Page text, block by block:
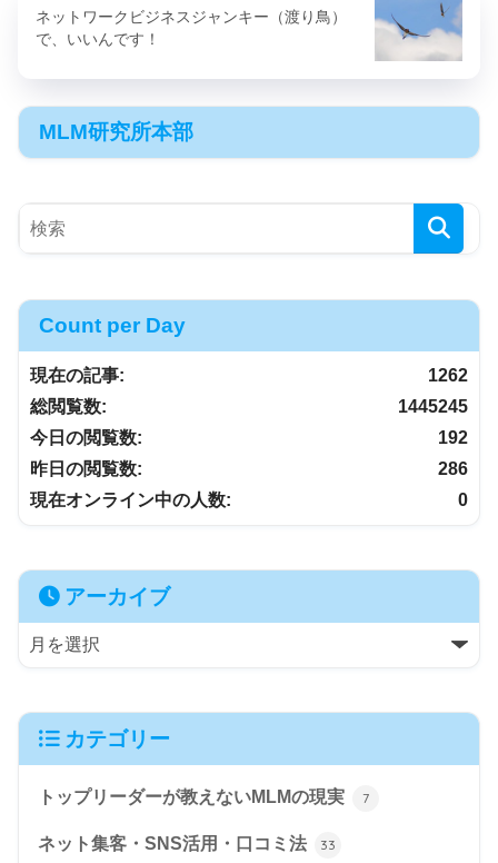
ネットワークビジネスジャンキー（渡り鳥）
で、いいんです！
MLM研究所本部
Count per Day
1262
現在の記事:
1445245
総閲覧数:
192
今日の閲覧数:
286
昨日の閲覧数:
0
現在オンライン中の人数:
アーカイブ
カテゴリー
トップリーダーが教えないMLMの現実 7
ネット集客・SNS活用・口コミ法 33